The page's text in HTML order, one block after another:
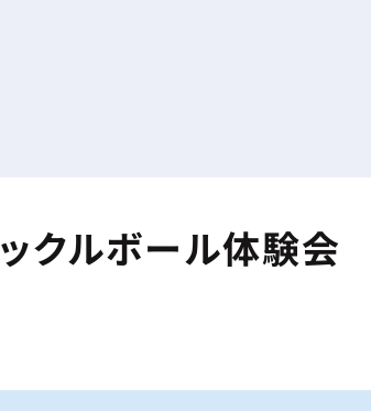
ルボール体験会